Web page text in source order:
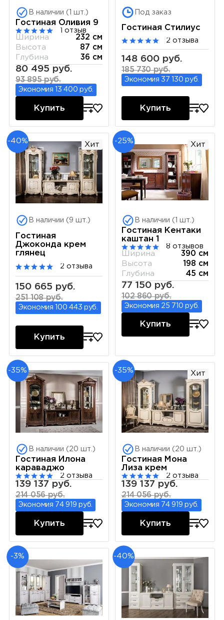
В наличии (1 шт.)
Гостиная Оливия 9
1 отзыв
Ширина
232 см
Высота
87 см
Глубина
36 см
80 495 руб.
93 895 руб.
Экономия 13 400 руб.
Купить
Под заказ
Гостиная Стилиус
2 отзыва
148 600 руб.
185 730 руб.
Экономия 37 130 руб.
Купить
-40% Хит
В наличии (9 шт.)
Гостиная
Джоконда крем
глянец
2 отзыва
150 665 руб.
251 108 руб.
Экономия 100 443 руб.
Купить
-25% Хит
В наличии (1 шт.)
Гостиная Кентаки
каштан 1
8 отзывов
Ширина
390 см
Высота
198 см
Глубина
45 см
77 150 руб.
102 860 руб.
Экономия 25 710 руб.
Купить
-35%
В наличии (20 шт.)
Гостиная Илона
караваджо
2 отзыва
139 137 руб.
214 056 руб.
Экономия 74 919 руб.
Купить
-35% Хит
В наличии (20 шт.)
Гостиная Мона
Лиза крем
2 отзыва
139 137 руб.
214 056 руб.
Экономия 74 919 руб.
Купить
-3% -40%